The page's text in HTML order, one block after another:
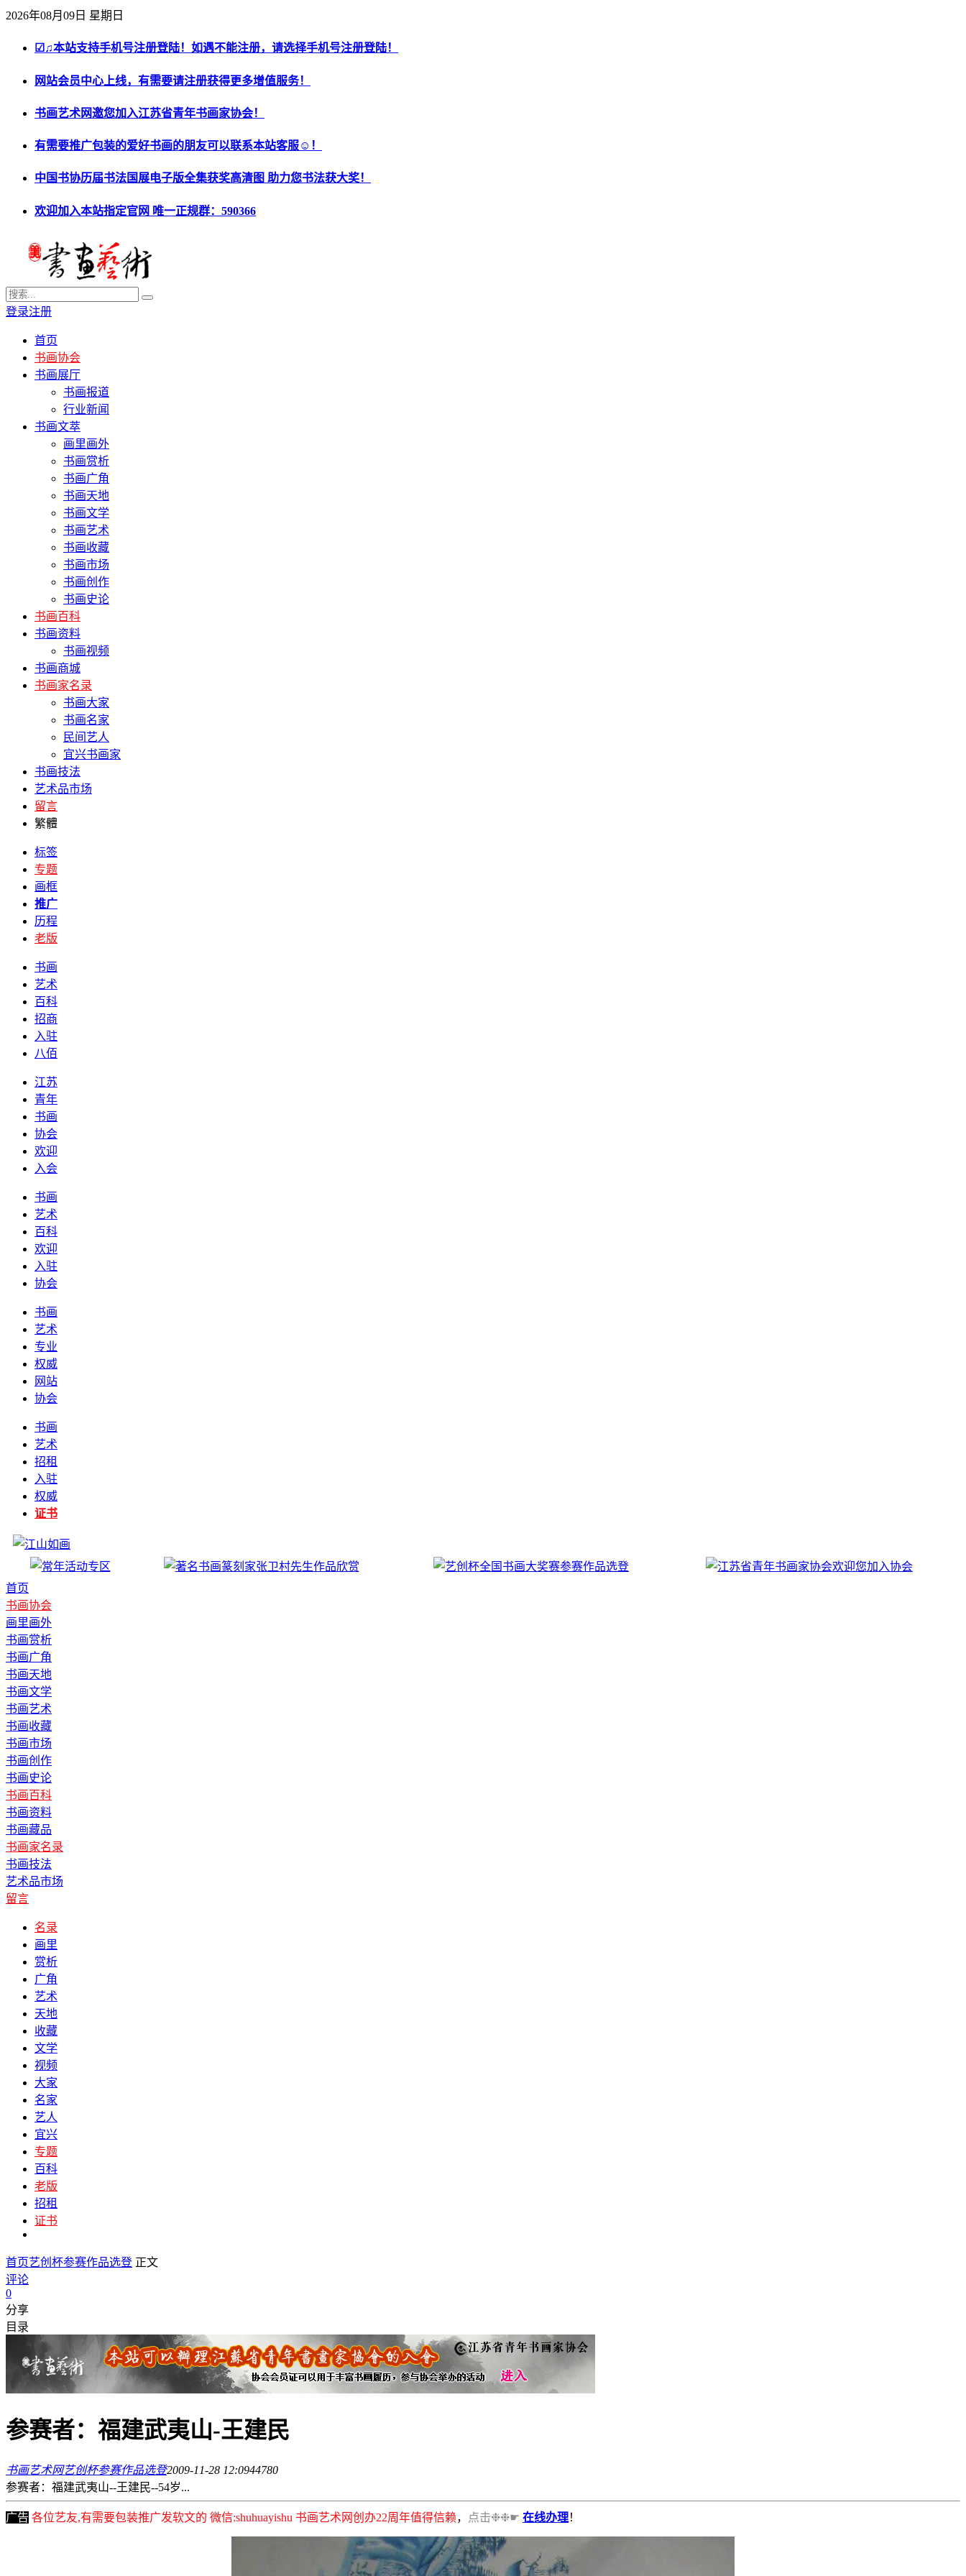
2026年08月09日 星期日
☑♫本站支持手机号注册登陆！如遇不能注册，请选择手机号注册登陆！
网站会员中心上线，有需要请注册获得更多增值服务！
书画艺术网邀您加入江苏省青年书画家协会！
有需要推广包装的爱好书画的朋友可以联系本站客服☺！
中国书协历届书法国展电子版全集获奖高清图 助力您书法获大奖！
欢迎加入本站指定官网 唯一正规群：590366
登录注册
首页
书画协会
书画展厅
书画报道
行业新闻
书画文萃
画里画外
书画赏析
书画广角
书画天地
书画文学
书画艺术
书画收藏
书画市场
书画创作
书画史论
书画百科
书画资料
书画视频
书画商城
书画家名录
书画大家
书画名家
民间艺人
宜兴书画家
书画技法
艺术品市场
留言
繁體
标签
专题
画框
推广
历程
老版
书画
艺术
百科
招商
入驻
八佰
江苏
青年
书画
协会
欢迎
入会
书画
艺术
百科
欢迎
入驻
协会
书画
艺术
专业
权威
网站
协会
书画
艺术
招租
入驻
权威
证书
首页
书画协会
画里画外
书画赏析
书画广角
书画天地
书画文学
书画艺术
书画收藏
书画市场
书画创作
书画史论
书画百科
书画资料
书画藏品
书画家名录
书画技法
艺术品市场
留言
名录
画里
赏析
广角
艺术
天地
收藏
文学
视频
大家
名家
艺人
宜兴
专题
百科
老版
招租
证书
首页艺创杯参赛作品选登 正文
评论
0
分享
目录
参赛者：福建武夷山-王建民
书画艺术网艺创杯参赛作品选登2009-11-28 12:0944780
参赛者：福建武夷山--王建民--54岁...
广告 各位艺友,有需要包装推广发软文的 微信:shuhuayishu 书画艺术网创办22周年值得信赖， 点击❉❉☛ 在线办理！